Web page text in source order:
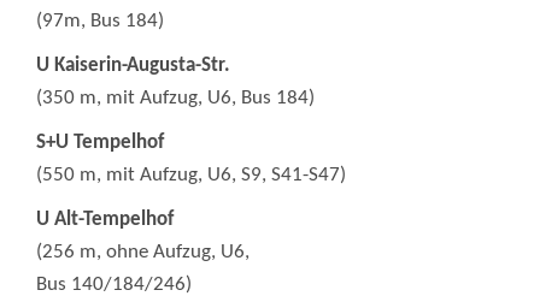
(97m, Bus 184)
U Kaiserin-Augusta-Str.
(350 m, mit Aufzug, U6, Bus 184)
S+U Tempelhof
(550 m, mit Aufzug, U6, S9, S41-S47)
U Alt-Tempelhof
(256 m, ohne Aufzug, U6,
Bus 140/184/246)